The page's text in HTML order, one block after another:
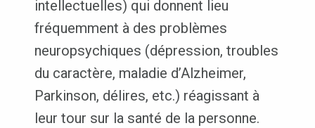
intellectuelles) qui donnent lieu
fréquemment à des problèmes
neuropsychiques (dépression, troubles
du caractère, maladie d’Alzheimer,
Parkinson, délires, etc.) réagissant à
leur tour sur la santé de la personne.